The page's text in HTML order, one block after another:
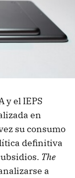
y el IEPS
en
su consumo
definitiva
The
a